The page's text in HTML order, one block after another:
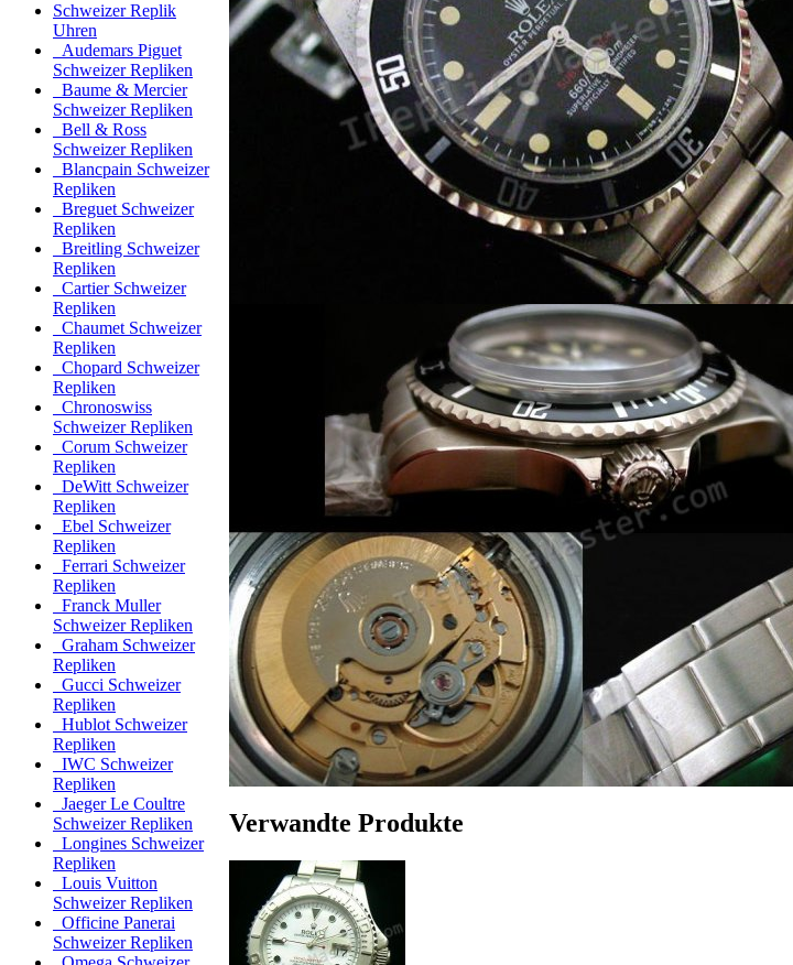
Schweizer Replik
Uhren
Audemars Piguet
Schweizer Repliken
Baume & Mercier
Schweizer Repliken
Bell & Ross
Schweizer Repliken
Blancpain Schweizer
Repliken
Breguet Schweizer
Repliken
Breitling Schweizer
Repliken
Cartier Schweizer
Repliken
Chaumet Schweizer
Repliken
Chopard Schweizer
Repliken
Chronoswiss
Schweizer Repliken
Corum Schweizer
Repliken
DeWitt Schweizer
Repliken
Ebel Schweizer
Repliken
Ferrari Schweizer
Repliken
Franck Muller
Schweizer Repliken
Graham Schweizer
Repliken
Gucci Schweizer
Repliken
Hublot Schweizer
Repliken
IWC Schweizer
Repliken
Jaeger Le Coultre
Schweizer Repliken
Longines Schweizer
Repliken
Louis Vuitton
Schweizer Repliken
Officine Panerai
Schweizer Repliken
Verwandte Produkte